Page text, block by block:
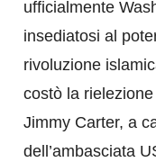
ufficialmente
insediatosi al
rivoluzione
costò la
Jimmy Carter, a
dell’ambasciata